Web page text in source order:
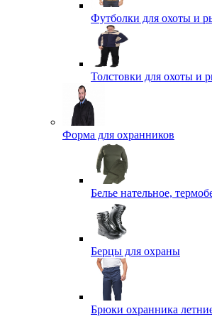
Футболки для охоты и
Толстовки для охоты и
Форма для охранников
Белье нательное,
Берцы для охраны
Брюки охранника